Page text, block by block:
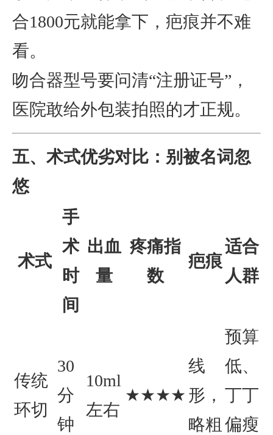
合1800元就能拿下，疤痕并不难
看。
吻合器型号要问清“注册证号”，
医院敢给外包装拍照的才正规。
五、术式优劣对比：别被名词忽
悠
术式
手
术
时
间
出血
量
疼痛指
数
疤痕
适合
人群
传统
环切
30
分
钟
10ml
左右
★★★★
线
形，
略粗
预算
低、
丁丁
偏瘦